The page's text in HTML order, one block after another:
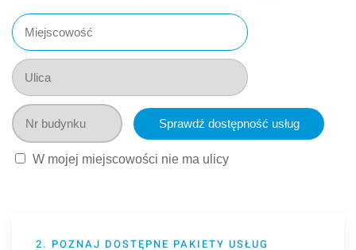
W mojej miejscowości nie ma ulicy
2. POZNAJ DOSTĘPNE PAKIETY USŁUG